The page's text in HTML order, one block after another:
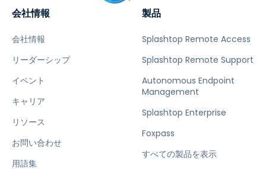
会社情報
会社情報
リーダーシップ
イベント
キャリア
リソース
お問い合わせ
用語集
製品
Splashtop Remote Access
Splashtop Remote Support
Autonomous Endpoint
Management
Splashtop Enterprise
Foxpass
すべての製品を表示